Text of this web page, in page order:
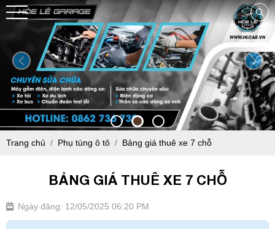
Trang chủ Phụ tùng ô tô Bảng giá thuê xe 7 chỗ
BẢNG GIÁ THUÊ XE 7 CHỖ
Ngày đăng: 12/05/2025 06:20 PM